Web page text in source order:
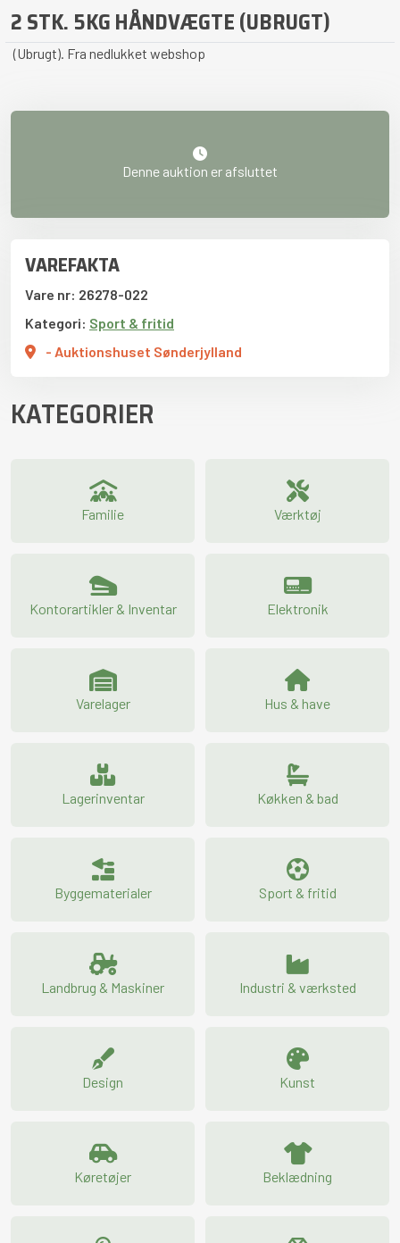
2 STK. 5KG HÅNDVÆGTE (UBRUGT)
(Ubrugt). Fra nedlukket webshop
Denne auktion er afsluttet
VAREFAKTA
Vare nr: 26278-022
Kategori: Sport & fritid
- Auktionshuset Sønderjylland
KATEGORIER
Familie Værktøj
Kontorartikler & Inventar Elektronik
Varelager Hus & have
Lagerinventar Køkken & bad
Byggematerialer Sport & fritid
Landbrug & Maskiner Industri & værksted
Design Kunst
Køretøjer Beklædning